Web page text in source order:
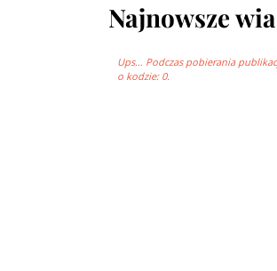
Najnowsze
Ups… Podczas pobierania
o kodzie: 0.